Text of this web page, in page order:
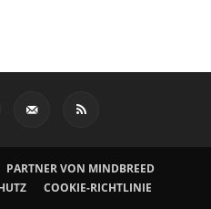
PARTNER VON MINDBREED
COOKIE-RICHTLINIE